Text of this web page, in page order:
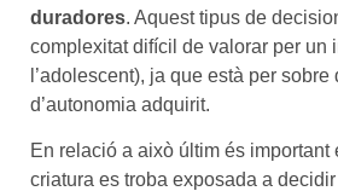
duradores. Aquest tipus de
complexitat difícil de valorar per un
l’adolescent), ja que està per sobre
d’autonomia adquirit.
En relació a això últim és important
criatura es troba exposada a